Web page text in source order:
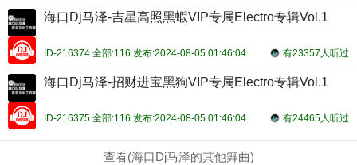
海口Dj马泽-吉星高照黑蝦VIP专属Electro专辑Vol.1
有23357人听过
ID-216374 全部:116 发布:2024-08-05 01:46:04
海口Dj马泽-招财进宝黑狗VIP专属Electro专辑Vol.1
有24465人听过
ID-216375 全部:116 发布:2024-08-05 01:46:04
查看(海口Dj马泽的其他舞曲)